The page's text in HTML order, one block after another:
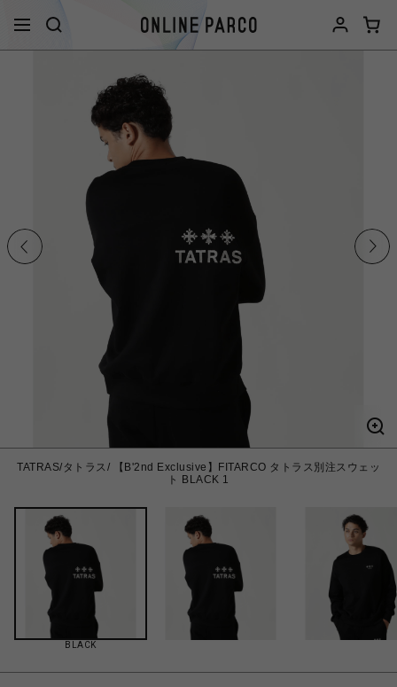
TATRAS/タトラス/ 【B'2nd Exclusive】FITARCO タトラス別注スウェッ
ト BLACK 1
BLACK